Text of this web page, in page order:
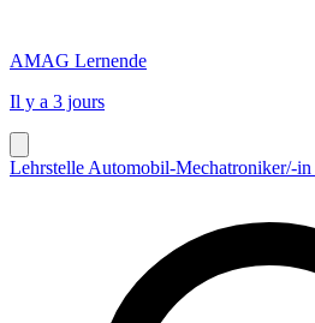
AMAG Lernende
Il y a 3 jours
Lehrstelle Automobil-Mechatroniker/-